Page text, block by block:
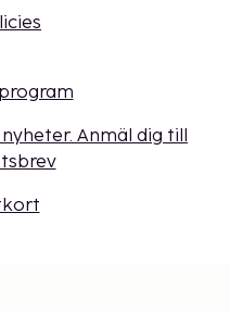
Anmäl dig till